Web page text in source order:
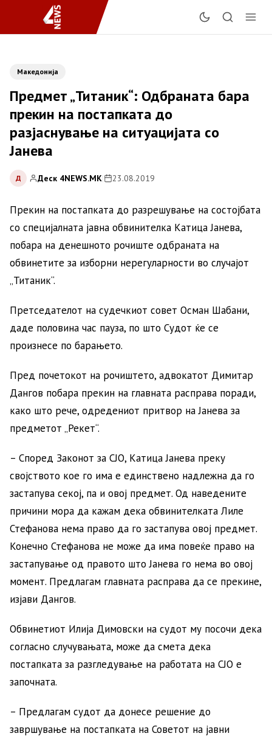
Македонија
Предмет „Титаник“: Одбраната бара
прекин на постапката до
разјаснување на ситуацијата со
Јанева
Д Деск 4NEWS.MK| 23.08.2019
Прекин на постапката до разрешување на состојбата
со специјалната јавна обвинителка Катица Јанева,
побара на денешното рочиште одбраната на
обвинетите за изборни нерегуларности во случајот
„Титаник“.
Претседателот на судечкиот совет Осман Шабани,
даде половина час пауза, по што Судот ќе се
произнесе по барањето.
Пред почетокот на рочиштето, адвокатот Димитар
Дангов побара прекин на главната расправа поради,
како што рече, одредениот притвор на Јанева за
предметот „Рекет“.
– Според Законот за СЈО, Катица Јанева преку
својството кое го има е единствено надлежна да го
застапува секој, па и овој предмет. Од наведените
причини мора да кажам дека обвинителката Лиле
Стефанова нема право да го застапува овој предмет.
Конечно Стефанова не може да има повеќе право на
застапување од правото што Јанева го нема во овој
момент. Предлагам главната расправа да се прекине,
изјави Дангов.
Обвинетиот Илија Димовски на судот му посочи дека
согласно случувањата, може да смета дека
постапката за разгледување на работата на СЈО е
започната.
– Предлагам судот да донесе решение до
завршување на постапката на Советот на јавни